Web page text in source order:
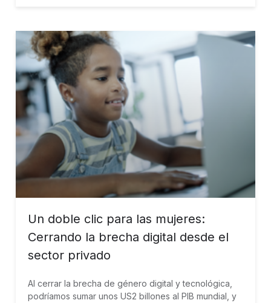
Un doble clic para las mujeres:
Cerrando la brecha digital desde el
sector privado
Al cerrar la brecha de género digital y tecnológica,
podríamos sumar unos US2 billones al PIB mundial, y